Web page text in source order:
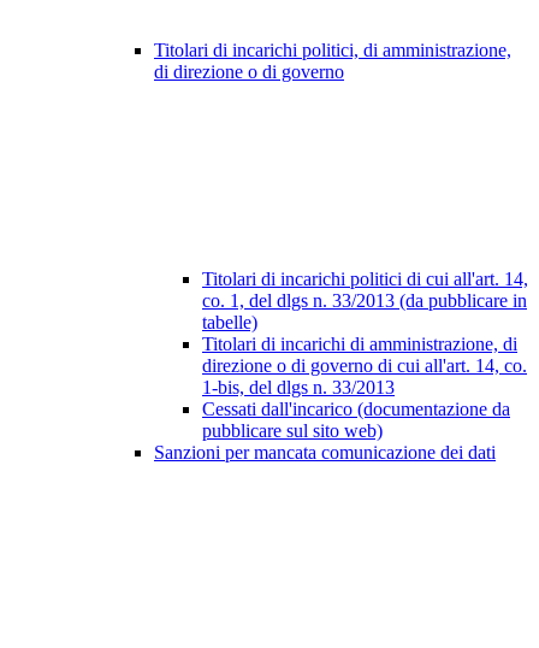
Titolari di incarichi politici, di amministrazione,
di direzione o di governo
Titolari di incarichi politici di cui all'art. 14,
co. 1, del dlgs n. 33/2013 (da pubblicare in
tabelle)
Titolari di incarichi di amministrazione, di
direzione o di governo di cui all'art. 14, co.
1-bis, del dlgs n. 33/2013
Cessati dall'incarico (documentazione da
pubblicare sul sito web)
Sanzioni per mancata comunicazione dei dati